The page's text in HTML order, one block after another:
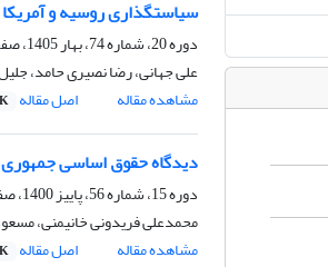
سیاستگذاری روسیه و آمریکا
دوره 20، شماره 74، بهار 1405، صفحه
علی جهانی، رضا نصیری حامد، جلیل
مشاهده مقاله
اصل مقاله
دیدگاه حقوق اساسی جمهوری
دوره 15، شماره 56، پاییز 1400، صفحه
محمدعلی فریدونی خانیمنی،
مشاهده مقاله
اصل مقاله